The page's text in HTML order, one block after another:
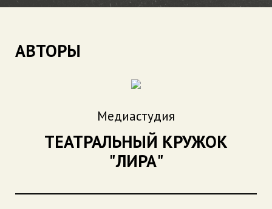
АВТОРЫ
Медиастудия
ТЕАТРАЛЬНЫЙ КРУЖОК
"ЛИРА"